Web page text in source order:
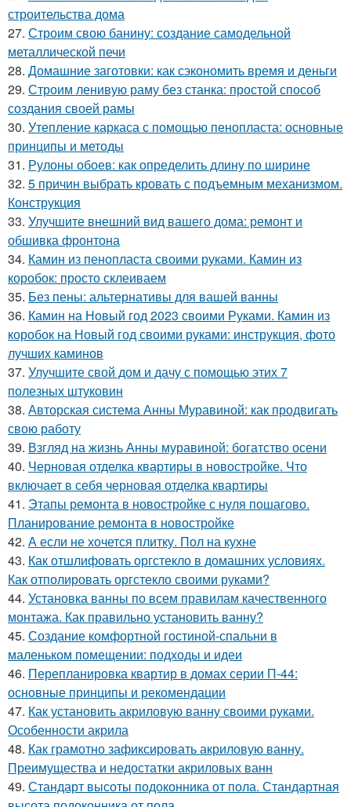
строительства дома
27. Строим свою банину: создание самодельной
металлической печи
28. Домашние заготовки: как сэкономить время и деньги
29. Строим ленивую раму без станка: простой способ
создания своей рамы
30. Утепление каркаса с помощью пенопласта: основные
принципы и методы
31. Рулоны обоев: как определить длину по ширине
32. 5 причин выбрать кровать с подъемным механизмом.
Конструкция
33. Улучшите внешний вид вашего дома: ремонт и
обшивка фронтона
34. Камин из пенопласта своими руками. Камин из
коробок: просто склеиваем
35. Без пены: альтернативы для вашей ванны
36. Камин на Новый год 2023 своими Руками. Камин из
коробок на Новый год своими руками: инструкция, фото
лучших каминов
37. Улучшите свой дом и дачу с помощью этих 7
полезных штуковин
38. Авторская система Анны Муравиной: как продвигать
свою работу
39. Взгляд на жизнь Анны муравиной: богатство осени
40. Черновая отделка квартиры в новостройке. Что
включает в себя черновая отделка квартиры
41. Этапы ремонта в новостройке с нуля пошагово.
Планирование ремонта в новостройке
42. А если не хочется плитку. Пол на кухне
43. Как отшлифовать оргстекло в домашних условиях.
Как отполировать оргстекло своими руками?
44. Установка ванны по всем правилам качественного
монтажа. Как правильно установить ванну?
45. Создание комфортной гостиной-спальни в
маленьком помещении: подходы и идеи
46. Перепланировка квартир в домах серии П-44:
основные принципы и рекомендации
47. Как установить акриловую ванну своими руками.
Особенности акрила
48. Как грамотно зафиксировать акриловую ванну.
Преимущества и недостатки акриловых ванн
49. Стандарт высоты подоконника от пола. Стандартная